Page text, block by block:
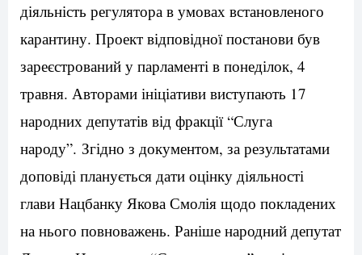
діяльність регулятора в умовах встановленого
карантину. Проект відповідної постанови був
зареєстрований у парламенті в понеділок, 4
травня. Авторами ініціативи виступають 17
народних депутатів від фракції “Слуга
народу”. Згідно з документом, за результатами
доповіді планується дати оцінку діяльності
глави Нацбанку Якова Смолія щодо покладених
на нього повноважень. Раніше народний депутат